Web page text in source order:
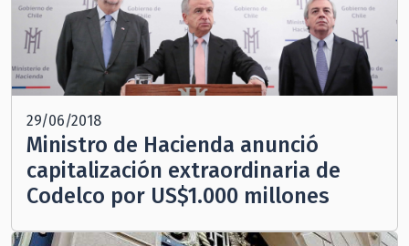
29/06/2018
Ministro de Hacienda anunció
capitalización extraordinaria de
Codelco por US$1.000 millones